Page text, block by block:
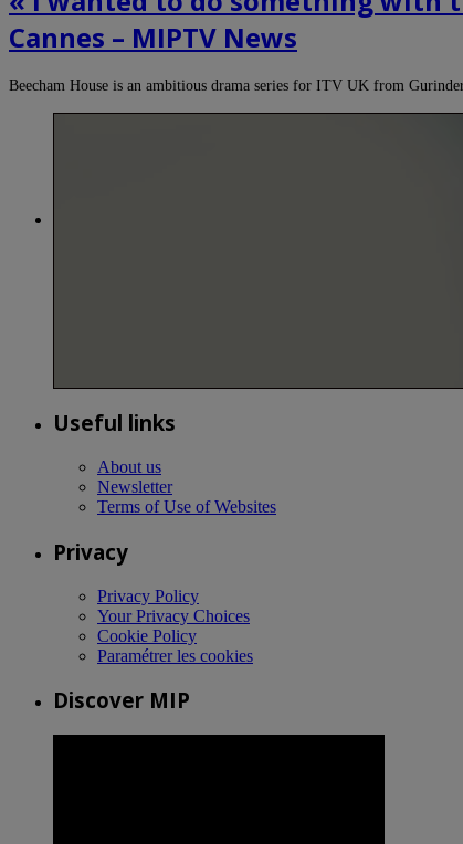
Cannes – MIPTV News
Beecham House is an ambitious drama series for ITV UK from
Useful links
About us
Newsletter
Terms of Use of Websites
Privacy
Privacy Policy
Your Privacy Choices
Cookie Policy
Paramétrer les cookies
Discover MIP